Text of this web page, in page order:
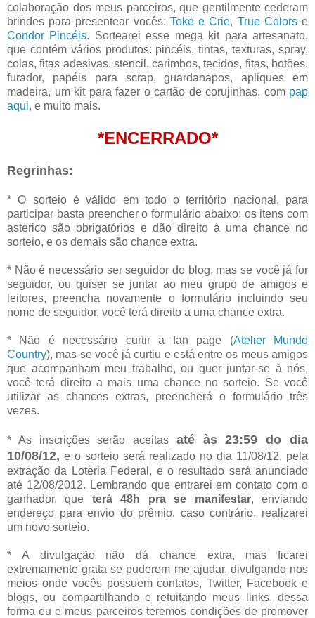
colaboração dos meus parceiros, que gentilmente cederam
brindes para presentear vocês: Toke e Crie, True Colorse
Condor Pincéis. Sortearei esse mega kit para artesanato,
que contém vários produtos: pincéis, tintas, texturas, spray,
colas, fitas adesivas, stencil, carimbos, tecidos, fitas, botões,
furador, papéis para scrap, guardanapos, apliques em
madeira, um kit para fazer o cartão de corujinhas, com pap
aqui, e muito mais.
*ENCERRADO*
Regrinhas:
* O sorteio é válido em todo o território nacional, para
participar basta preencher o formulário abaixo; os itens com
asterico são obrigatórios e dão direito à uma chance no
sorteio, e os demais são chance extra.
* Não é necessário ser seguidor do blog, mas se você já for
seguidor, ou quiser se juntar ao meu grupo de amigos e
leitores, preencha novamente o formulário incluindo seu
nome de seguidor, você terá direito a uma chance extra.
* Não é necessário curtir a fan page (Atelier Mundo
Country), mas se você já curtiu e está entre os meus amigos
que acompanham meu trabalho, ou quer juntar-se à nós,
você terá direito a mais uma chance no sorteio. Se você
utilizar as chances extras, preencherá o formulário três
vezes.
* As inscrições serão aceitas até às 23:59 do dia
10/08/12, e o sorteio será realizado no dia 11/08/12, pela
extração da Loteria Federal, e o resultado será anunciado
até 12/08/2012. Lembrando que entrarei em contato com o
ganhador, que terá 48h pra se manifestar, enviando
endereço para envio do prêmio, caso contrário, realizarei
um novo sorteio.
* A divulgação não dá chance extra, mas ficarei
extremamente grata se puderem me ajudar, divulgando nos
meios onde vocês possuem contatos, Twitter, Facebook e
blogs, ou compartilhando e retuitando meus links, dessa
forma eu e meus parceiros teremos condições de promover